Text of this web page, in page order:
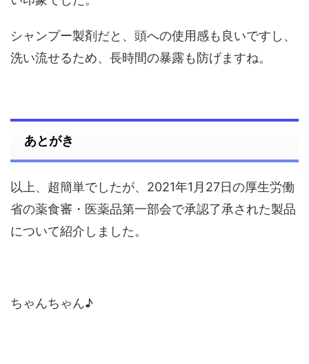
シャンプー製剤だと、頭への使用感も良いですし、
洗い流せるため、長時間の暴露も防げますね。
あとがき
以上、超簡単でしたが、2021年1月27日の厚生労働
省の薬食審・医薬品第一部会で承認了承された製品
について紹介しました。
ちゃんちゃん♪